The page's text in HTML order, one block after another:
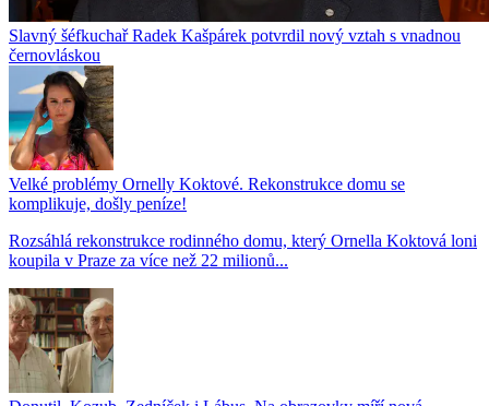
Slavný šéfkuchař Radek Kašpárek potvrdil nový vztah s vnadnou
černovláskou
Velké problémy Ornelly Koktové. Rekonstrukce domu se
komplikuje, došly peníze!
Rozsáhlá rekonstrukce rodinného domu, který Ornella Koktová loni
koupila v Praze za více než 22 milionů...